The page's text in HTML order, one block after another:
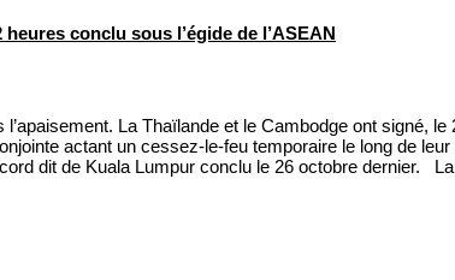
conclu sous l’égide de l’ASEAN
l’apaisement. La Thaïlande et le Cambodge ont signé,
actant un cessez-le-feu temporaire le long de
dit de Kuala Lumpur conclu le 26 octobre dernier.